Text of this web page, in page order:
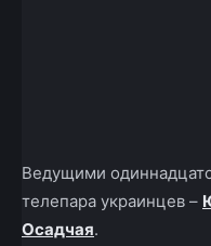
Ведущими
телепара украинцев –
Осадчая.